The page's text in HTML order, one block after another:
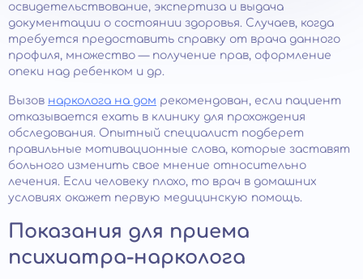
освидетельствование, экспертиза и выдача
документации о состоянии здоровья. Случаев, когда
требуется предоставить справку от врача данного
профиля, множество — получение прав, оформление
опеки над ребенком и др.
Вызов нарколога на дом рекомендован, если пациент
отказывается ехать в клинику для прохождения
обследования. Опытный специалист подберет
правильные мотивационные слова, которые заставят
больного изменить свое мнение относительно
лечения. Если человеку плохо, то врач в домашних
условиях окажет первую медицинскую помощь.
Показания для приема
психиатра-нарколога